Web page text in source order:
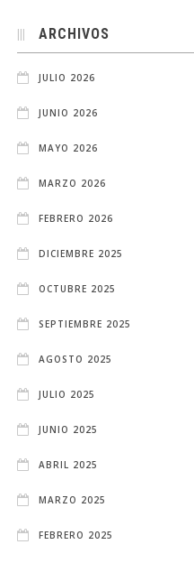
ARCHIVOS
JULIO 2026
JUNIO 2026
MAYO 2026
MARZO 2026
FEBRERO 2026
DICIEMBRE 2025
OCTUBRE 2025
SEPTIEMBRE 2025
AGOSTO 2025
JULIO 2025
JUNIO 2025
ABRIL 2025
MARZO 2025
FEBRERO 2025